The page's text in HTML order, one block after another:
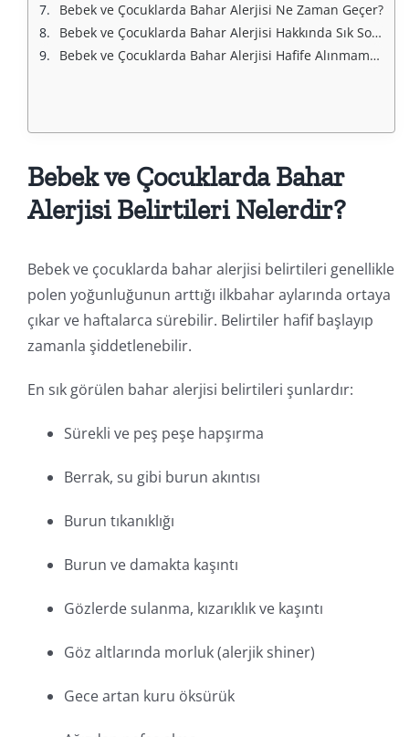
Bebek ve Çocuklarda Bahar Alerjisi Ne Zaman Geçer?
Bebek ve Çocuklarda Bahar Alerjisi Hakkında Sık Sorulan Sorular
Bebek ve Çocuklarda Bahar Alerjisi Hafife Alınmamalıdır
Bebek ve Çocuklarda Bahar
Alerjisi Belirtileri Nelerdir?
Bebek ve çocuklarda bahar alerjisi belirtileri genellikle
polen yoğunluğunun arttığı ilkbahar aylarında ortaya
çıkar ve haftalarca sürebilir. Belirtiler hafif başlayıp
zamanla şiddetlenebilir.
En sık görülen bahar alerjisi belirtileri şunlardır:
Sürekli ve peş peşe hapşırma
Berrak, su gibi burun akıntısı
Burun tıkanıklığı
Burun ve damakta kaşıntı
Gözlerde sulanma, kızarıklık ve kaşıntı
Göz altlarında morluk (alerjik shiner)
Gece artan kuru öksürük